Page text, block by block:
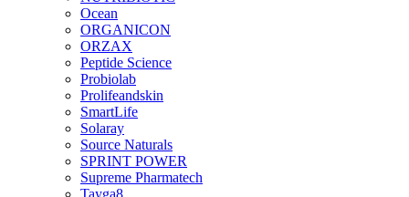
Ocean
ORGANICON
ORZAX
Peptide Science
Probiolab
Prolifeandskin
SmartLife
Solaray
Source Naturals
SPRINT POWER
Supreme Pharmatech